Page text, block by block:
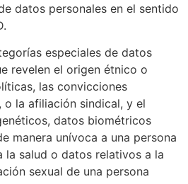
datos personales en el sentido
especiales de datos
revelen el origen étnico o
las convicciones
la afiliación sindical, y el
datos biométricos
manera unívoca a una persona
la salud o datos relativos a la
sexual de una persona